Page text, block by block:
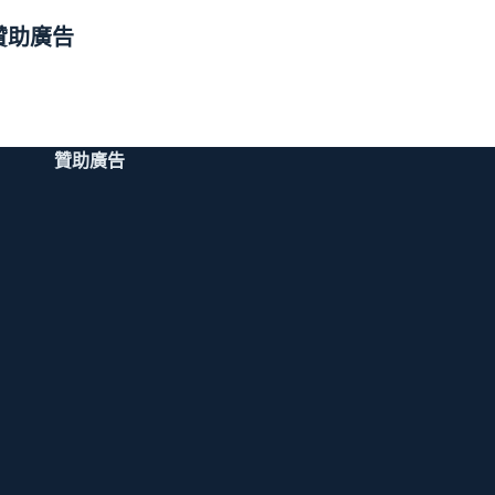
助廣告
贊助廣告